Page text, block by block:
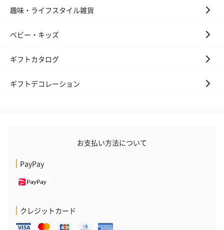
（レモン＆紅茶）（432
（バナナ味）（540円）
ェ〜国産フル
スキンケアグッズ
ト【ありがとう】
趣味・ライフスタイル雑貨
ベビー・キッズ
ギフトカタログ
ギフトデコレーション
お支払い方法について
PayPay
クレジットカード